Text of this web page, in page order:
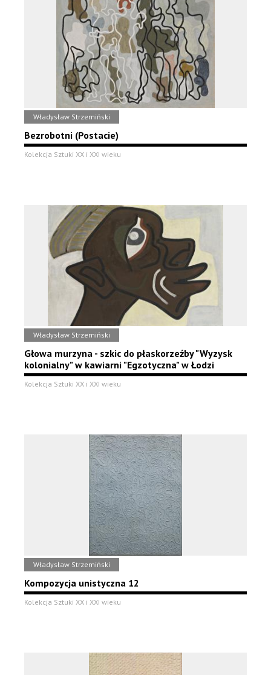
Władysław Strzemiński
Bezrobotni (Postacie)
Kolekcja Sztuki XX i XXI wieku
Władysław Strzemiński
Głowa murzyna - szkic do płaskorzeźby "Wyzysk
kolonialny" w kawiarni "Egzotyczna" w Łodzi
Kolekcja Sztuki XX i XXI wieku
Władysław Strzemiński
Kompozycja unistyczna 12
Kolekcja Sztuki XX i XXI wieku